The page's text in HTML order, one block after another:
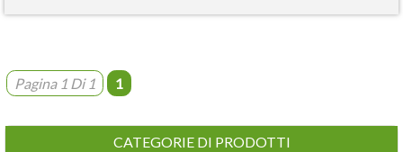
Pagina 1 Di 1 1
CATEGORIE DI PRODOTTI